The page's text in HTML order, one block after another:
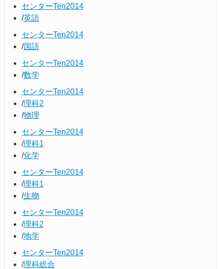
センターTen2014
英語
センターTen2014
国語
センターTen2014
数学
センターTen2014
理科2
物理
センターTen2014
理科1
化学
センターTen2014
理科1
生物
センターTen2014
理科2
地学
センターTen2014
理科総合